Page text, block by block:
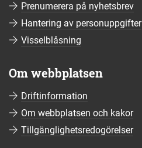
Prenumerera på nyhetsbrev
Hantering av personuppgifter
Visselblåsning
Om webbplatsen
Driftinformation
Om webbplatsen och kakor
Tillgänglighetsredogörelser